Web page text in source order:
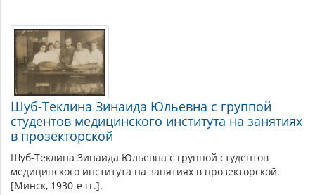
Шуб-Теклина Зинаида Юльевна с группой
студентов медицинского института на занятиях
в прозекторской
Шуб-Теклина Зинаида Юльевна с группой студентов
медицинского института на занятиях в прозекторской.
[Минск, 1930-е гг.].